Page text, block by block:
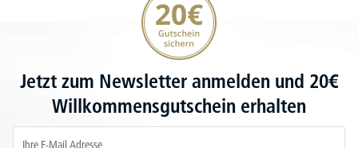
Jetzt zum Newsletter anmelden und 20€
Willkommensgutschein erhalten